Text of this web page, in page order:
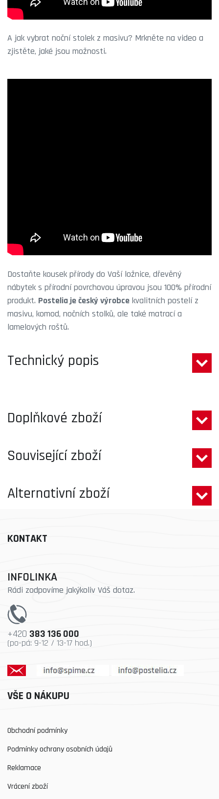
A jak vybrat noční stolek z masivu? Mrkněte na video a
zjistěte, jaké jsou možnosti.
Dostaňte kousek přírody do Vaší ložnice, dřevěný
nábytek s přírodní povrchovou úpravou jsou 100% přírodní
produkt. Postelia je český výrobce kvalitních postelí z
masivu, komod, nočních stolků, ale také matrací a
lamelových roštů.
Technický popis
Doplňkové zboží
Související zboží
Alternativní zboží
KONTAKT
INFOLINKA
Rádi zodpovíme jakýkoliv Váš dotaz.
+420 383 136 000
(po-pá: 9-12 / 13-17 hod.)
VŠE O NÁKUPU
Obchodní podmínky
Podmínky ochrany osobních údajů
Reklamace
Vrácení zboží